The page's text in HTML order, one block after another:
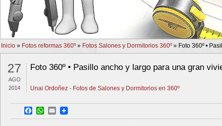
Inicio » Fotos reformas 360º» Fotos Salones y Dormitorios 360º» Foto 360º •
27
AGO
2014
Foto 360º • Pasillo ancho y largo para una gran
Unai Ordoñez - Fotos de Salones y Dormitorios en 360º
Facebook
WhatsApp
Email